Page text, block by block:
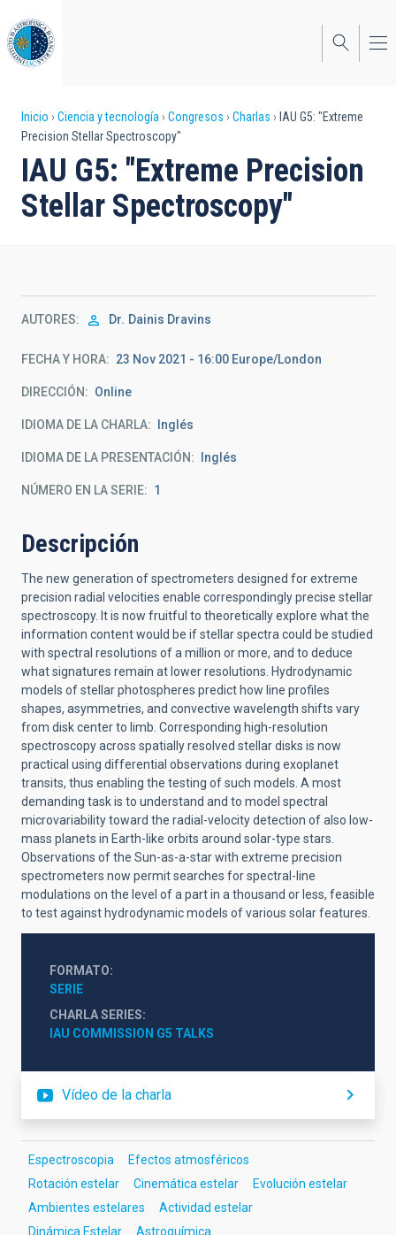
al
contenido
principal
Sobrescribir
enlaces
de
ayuda
navegación
Inicio Ciencia y tecnología Congresos Charlas
IAU G5: "Extreme
Precision Stellar Spectroscopy"
IAU G5: "Extreme Precision
Stellar Spectroscopy"
AUTORES Dr. Dainis Dravins
FECHA Y HORA 23 Nov 2021 - 16:00 Europe/London
DIRECCIÓN Online
IDIOMA DE LA CHARLA Inglés
IDIOMA DE LA PRESENTACIÓN Inglés
NÚMERO EN LA SERIE 1
Descripción
The new generation of spectrometers designed for extreme
precision radial velocities enable correspondingly precise stellar
spectroscopy. It is now fruitful to theoretically explore what the
information content would be if stellar spectra could be studied
with spectral resolutions of a million or more, and to deduce
what signatures remain at lower resolutions. Hydrodynamic
models of stellar photospheres predict how line profiles
shapes, asymmetries, and convective wavelength shifts vary
from disk center to limb. Corresponding high-resolution
spectroscopy across spatially resolved stellar disks is now
practical using differential observations during exoplanet
transits, thus enabling the testing of such models. A most
demanding task is to understand and to model spectral
microvariability toward the radial-velocity detection of also low-
mass planets in Earth-like orbits around solar-type stars.
Observations of the Sun-as-a-star with extreme precision
spectrometers now permit searches for spectral-line
modulations on the level of a part in a thousand or less, feasible
to test against hydrodynamic models of various solar features.
FORMATO
SERIE
CHARLA SERIES
IAU COMMISSION G5 TALKS
Vídeo de la charla
Espectroscopia
Efectos atmosféricos
Rotación estelar
Cinemática estelar
Evolución estelar
Ambientes estelares
Actividad estelar
Dinámica Estelar
Astroquímica